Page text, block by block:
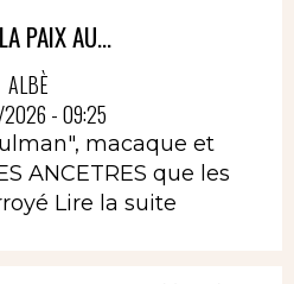
PAIX AU...
ALBÈ
- 09:25
macaque et
ANCETRES que les
Lire la suite